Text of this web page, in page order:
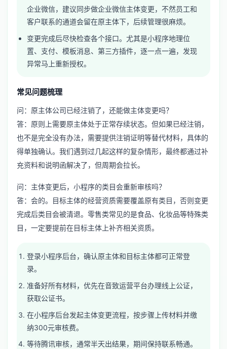
企业微信，建议同步做企业微信主体变更，不然员工和
客户联系的通道会留在原主体下，后续管理很麻烦。
变更完成后尽快检查各个接口。尤其是小程序地理位
置、支付、模板消息、第三方插件，逐一点一遍，发现
异常马上重新授权。
常见问题梳理
问：原主体公司已经注销了，还能做主体变更吗？
答：原则上需要原主体处于正常存续状态。但如果已经注销，
也不是完全没有办法，需要提供注销证明等替代材料，具体的
得单独确认。我们遇到过几起这样的复杂情形，最终都通过补
充资料和说明函解决了，但周期会拉长。
问：主体变更后，小程序的类目会重新审核吗？
答：会的。目标主体的经营资质需要覆盖原有类目，否则变更
完成后类目会被清退。零售类常见的是食品、化妆品等特殊类
目，一定要提前在目标主体上补齐相关资质。
登录小程序后台，确认原主体和目标主体都可正常登
录。
准备好所有材料，优先在音致运营平台办理线上公证，
获取公证书。
在小程序后台发起主体变更流程，按步骤上传材料并缴
纳300元审核费。
等待腾讯审核，通常半天出结果，期间保持联系畅通。